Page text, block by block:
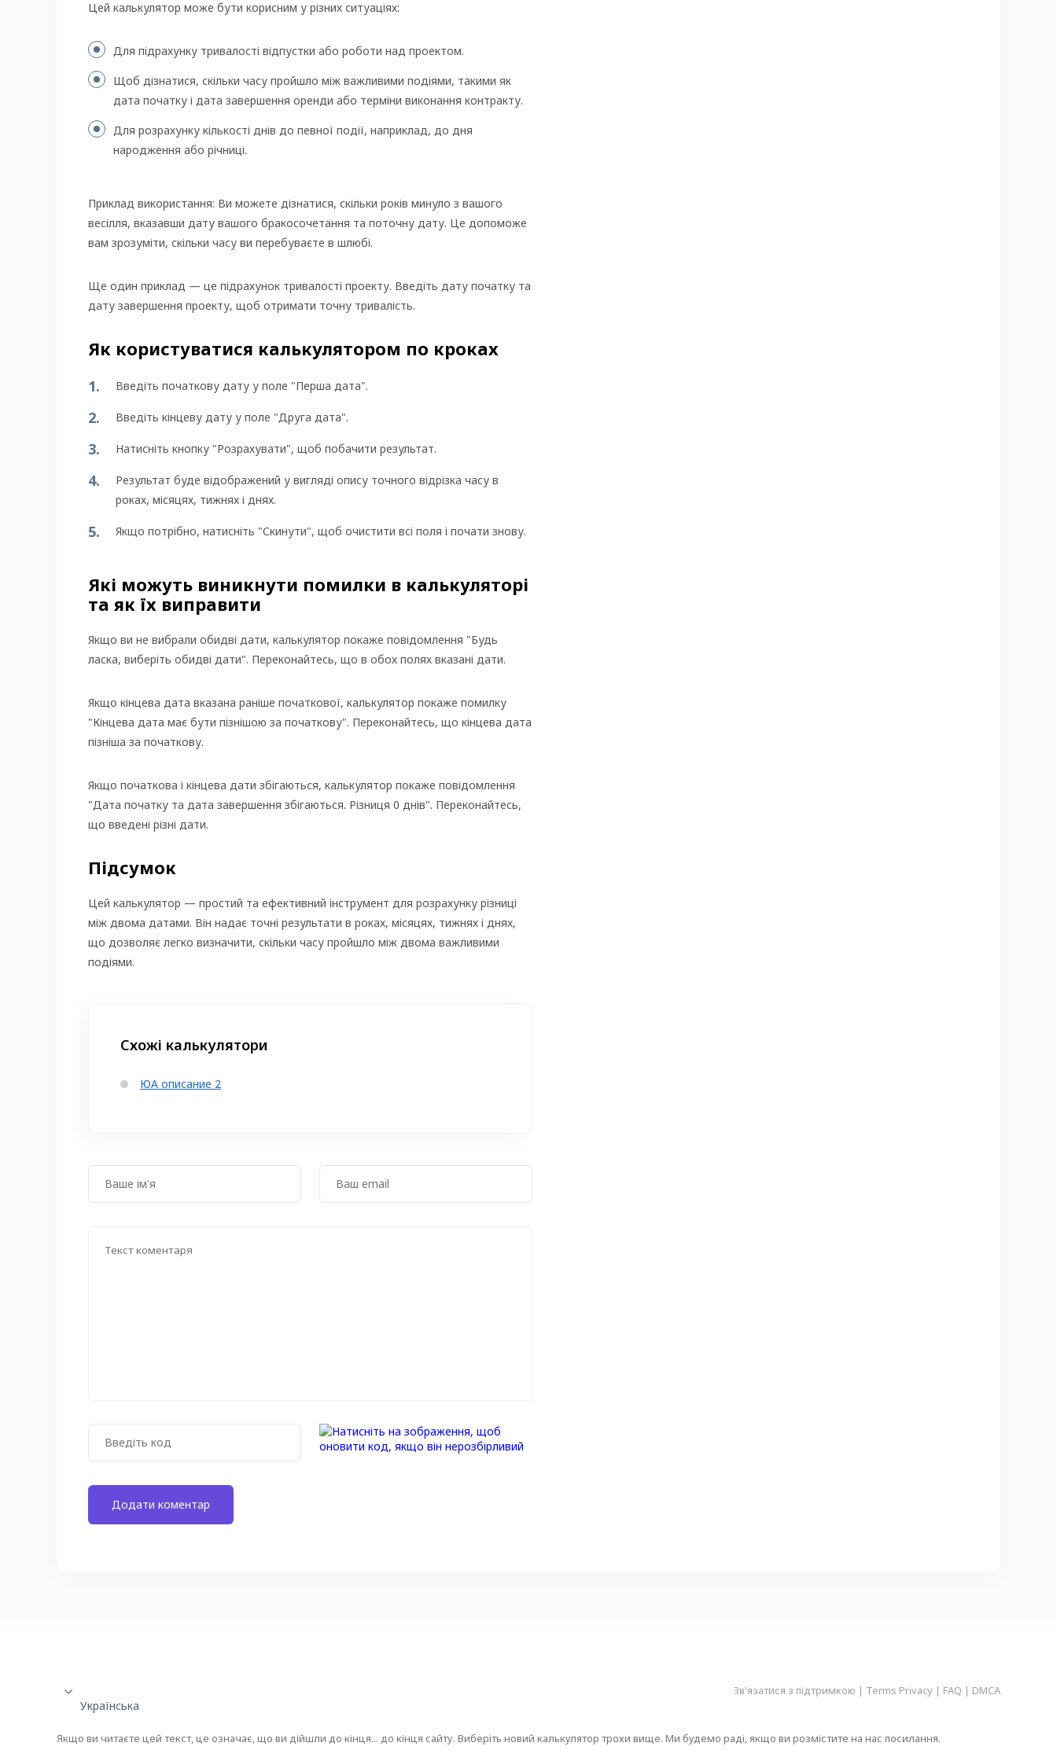
Цей калькулятор може бути корисним у різних ситуаціях:
Для підрахунку тривалості відпустки або роботи над проектом.
Щоб дізнатися, скільки часу пройшло між важливими подіями, такими як
дата початку і дата завершення оренди або терміни виконання контракту.
Для розрахунку кількості днів до певної події, наприклад, до дня
народження або річниці.
Приклад використання: Ви можете дізнатися, скільки років минуло з вашого
весілля, вказавши дату вашого бракосочетання та поточну дату. Це допоможе
вам зрозуміти, скільки часу ви перебуваєте в шлюбі.
Ще один приклад — це підрахунок тривалості проекту. Введіть дату початку та
дату завершення проекту, щоб отримати точну тривалість.
Як користуватися калькулятором по кроках
Введіть початкову дату у поле "Перша дата".
Введіть кінцеву дату у поле "Друга дата".
Натисніть кнопку "Розрахувати", щоб побачити результат.
Результат буде відображений у вигляді опису точного відрізка часу в
роках, місяцях, тижнях і днях.
Якщо потрібно, натисніть "Скинути", щоб очистити всі поля і почати знову.
Які можуть виникнути помилки в калькуляторі
та як їх виправити
Якщо ви не вибрали обидві дати, калькулятор покаже повідомлення "Будь
ласка, виберіть обидві дати". Переконайтесь, що в обох полях вказані дати.
Якщо кінцева дата вказана раніше початкової, калькулятор покаже помилку
"Кінцева дата має бути пізнішою за початкову". Переконайтесь, що кінцева дата
пізніша за початкову.
Якщо початкова і кінцева дати збігаються, калькулятор покаже повідомлення
"Дата початку та дата завершення збігаються. Різниця 0 днів". Переконайтесь,
що введені різні дати.
Підсумок
Цей калькулятор — простий та ефективний інструмент для розрахунку різниці
між двома датами. Він надає точні результати в роках, місяцях, тижнях і днях,
що дозволяє легко визначити, скільки часу пройшло між двома важливими
подіями.
Схожі калькулятори
ЮА описание 2
Українська
Зв'язатися з підтримкою | Terms Privacy | FAQ | DMCA
Якщо ви читаєте цей текст, це означає, що ви дійшли до кінця... до кінця сайту. Виберіть новий калькулятор трохи вище. Ми будемо раді, якщо ви розмістите на нас посилання.